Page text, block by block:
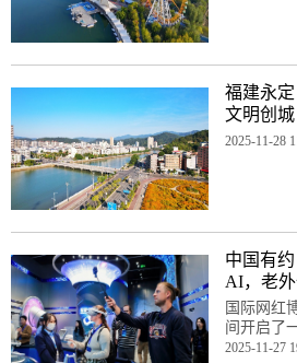
福建永
文明创城
2025-11-28
中国有
AI，老外
国际网红
间开启了
2025-11-27